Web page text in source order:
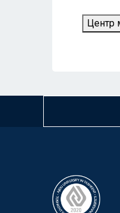
Центр